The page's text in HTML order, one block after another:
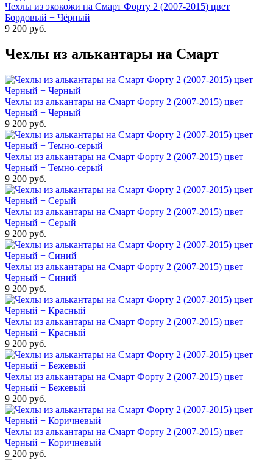
Чехлы из экокожи на Смарт Форту 2 (2007-2015) цвет
Бордовый + Чёрный
9 200 руб.
Чехлы из алькантары на Смарт
Чехлы из алькантары на Смарт Форту 2 (2007-2015) цвет
Черный + Черный
9 200 руб.
Чехлы из алькантары на Смарт Форту 2 (2007-2015) цвет
Черный + Темно-серый
9 200 руб.
Чехлы из алькантары на Смарт Форту 2 (2007-2015) цвет
Черный + Серый
9 200 руб.
Чехлы из алькантары на Смарт Форту 2 (2007-2015) цвет
Черный + Синий
9 200 руб.
Чехлы из алькантары на Смарт Форту 2 (2007-2015) цвет
Черный + Красный
9 200 руб.
Чехлы из алькантары на Смарт Форту 2 (2007-2015) цвет
Черный + Бежевый
9 200 руб.
Чехлы из алькантары на Смарт Форту 2 (2007-2015) цвет
Черный + Коричневый
9 200 руб.